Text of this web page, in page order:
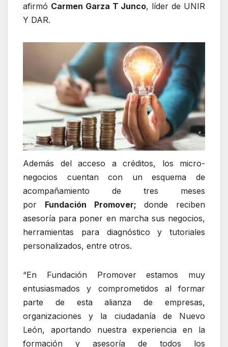
afirmó Carmen Garza T Junco, líder de UNIR
Y DAR.
Además del acceso a créditos, los micro-
negocios cuentan con un esquema de
acompañamiento de tres meses
por Fundación Promover; donde reciben
asesoría para poner en marcha sus negocios,
herramientas para diagnóstico y tutoriales
personalizados, entre otros.
“En Fundación Promover estamos muy
entusiasmados y comprometidos al formar
parte de esta alianza de empresas,
organizaciones y la ciudadanía de Nuevo
León, aportando nuestra experiencia en la
formación y asesoría de todos los